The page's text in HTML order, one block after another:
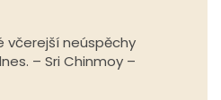
včerejší neúspěchy
– Sri Chinmoy –